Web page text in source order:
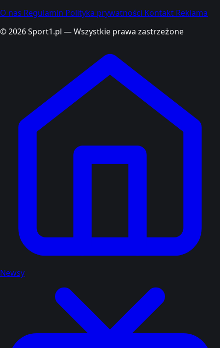
O nas Regulamin Polityka prywatności Kontakt Reklama
© 2026 Sport1.pl — Wszystkie prawa zastrzeżone
Newsy